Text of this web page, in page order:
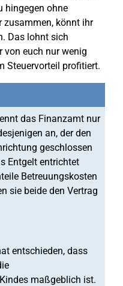
hingegen ohne
zusammen, könnt ihr
Das lohnt sich
von euch nur wenig
Steuervorteil profitiert.
das Finanzamt nur
an, der den
geschlossen
Entgelt entrichtet
Betreuungskosten
sie beide den Vertrag
entschieden, dass
maßgeblich ist.